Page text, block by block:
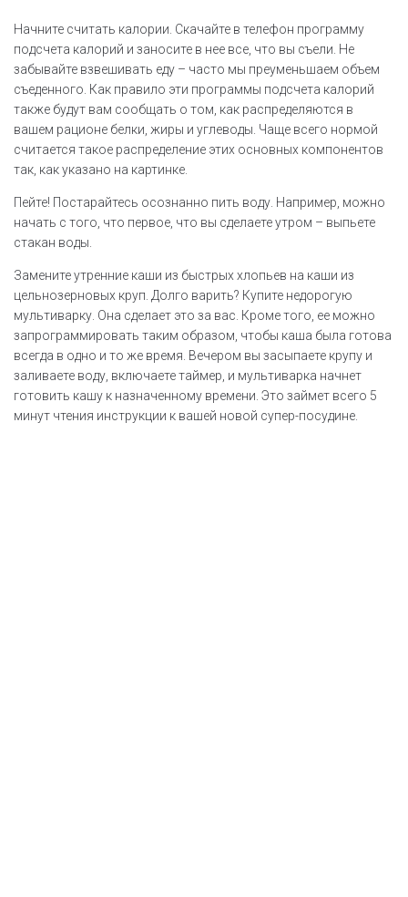
Начните считать калории. Скачайте в телефон программу
подсчета калорий и заносите в нее все, что вы съели. Не
забывайте взвешивать еду – часто мы преуменьшаем объем
съеденного. Как правило эти программы подсчета калорий
также будут вам сообщать о том, как распределяются в
вашем рационе белки, жиры и углеводы. Чаще всего нормой
считается такое распределение этих основных компонентов
так, как указано на картинке.
Пейте! Постарайтесь осознанно пить воду. Например, можно
начать с того, что первое, что вы сделаете утром – выпьете
стакан воды.
Замените утренние каши из быстрых хлопьев на каши из
цельнозерновых круп. Долго варить? Купите недорогую
мультиварку. Она сделает это за вас. Кроме того, ее можно
запрограммировать таким образом, чтобы каша была готова
всегда в одно и то же время. Вечером вы засыпаете крупу и
заливаете воду, включаете таймер, и мультиварка начнет
готовить кашу к назначенному времени. Это займет всего 5
минут чтения инструкции к вашей новой супер-посудине.